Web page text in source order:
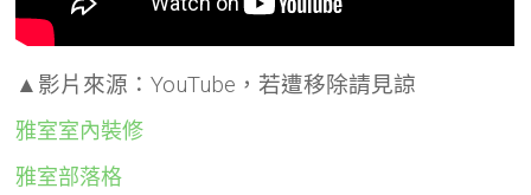
▲影片來源：YouTube，若遭移除請見諒
雅室室內裝修
雅室部落格